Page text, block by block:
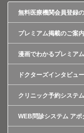
無料医療機関会員登録
プレミアム掲載のご案内
漫画でわかるプレミア
ドクターズインタビュ
クリニック予約システ
WEB問診システム アポ